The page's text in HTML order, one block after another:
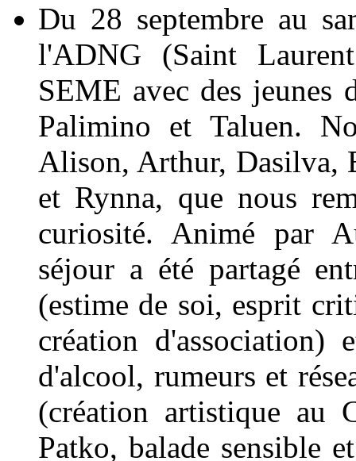
Du 28 septembre au
l'ADNG (Saint
SEME avec des jeunes
Palimino et Taluen.
Alison, Arthur, Dasilva,
et Rynna, que nous
curiosité. Animé par
séjour a été partagé
(estime de soi, esprit
création d'association)
d'alcool, rumeurs et
(création artistique au
Patko, balade sensible